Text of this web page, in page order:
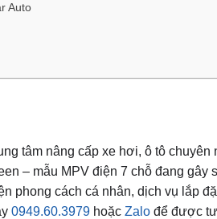
Auto
tâm nâng cấp xe hơi, ô tô chuyên
– mẫu MPV điện 7 chỗ đang gây
phong cách cá nhân, dịch vụ lắp
0949.60.3979 hoặc Zalo để được